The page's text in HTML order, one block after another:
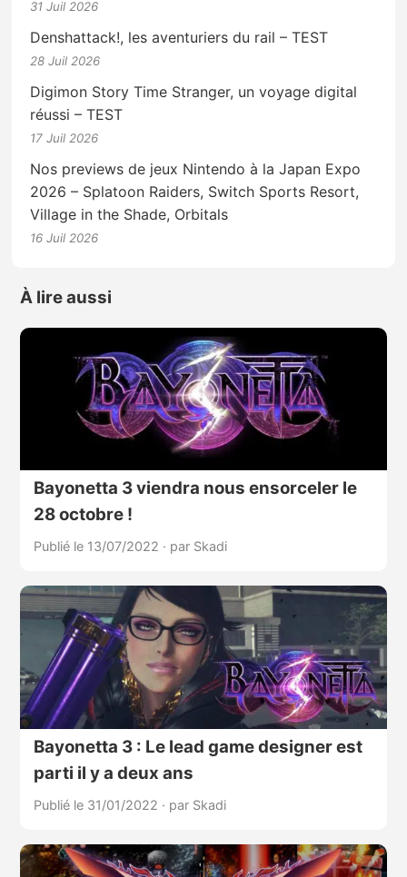
31 Juil 2026
Denshattack!, les aventuriers du rail – TEST
28 Juil 2026
Digimon Story Time Stranger, un voyage digital
réussi – TEST
17 Juil 2026
Nos previews de jeux Nintendo à la Japan Expo
2026 – Splatoon Raiders, Switch Sports Resort,
Village in the Shade, Orbitals
16 Juil 2026
À lire aussi
Bayonetta 3 viendra nous ensorceler le
28 octobre !
Publié le 13/07/2022 · par Skadi
Bayonetta 3 : Le lead game designer est
parti il y a deux ans
Publié le 31/01/2022 · par Skadi